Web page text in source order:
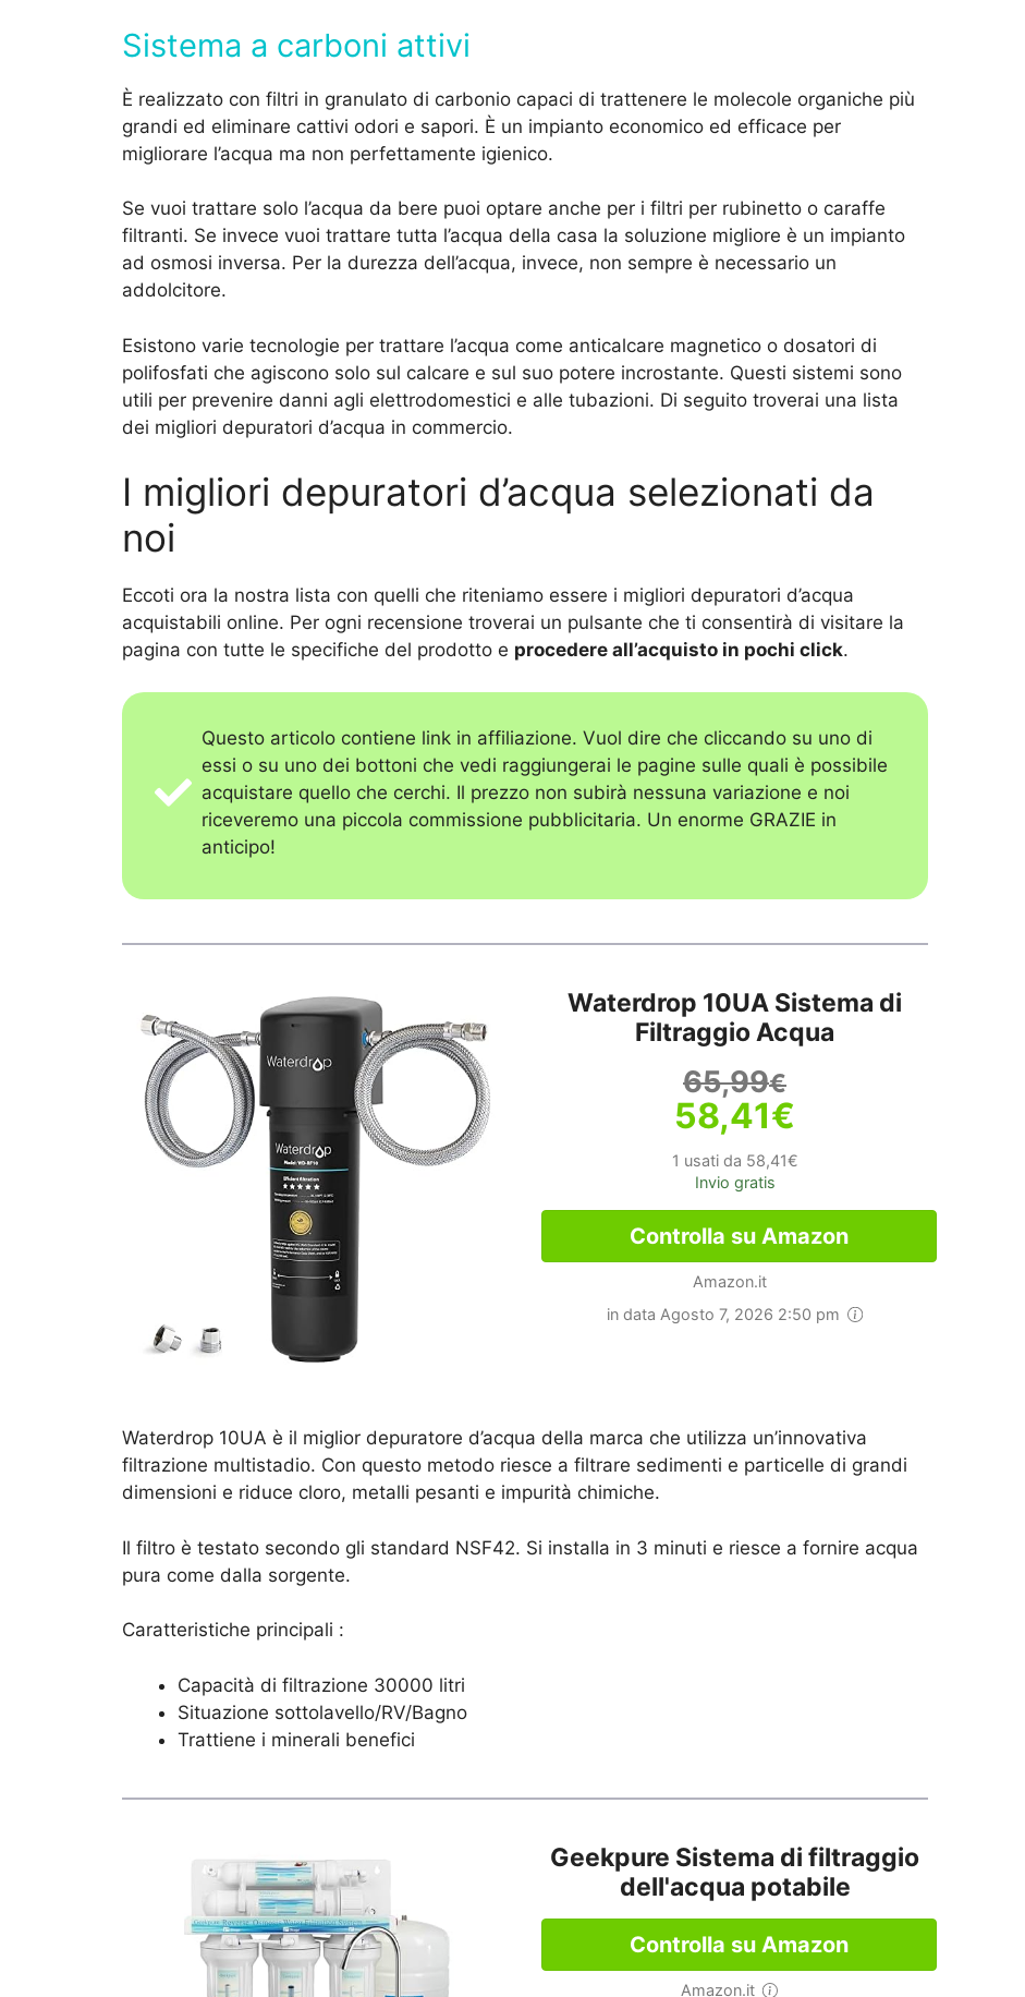
Sistema a carboni attivi
È realizzato con filtri in granulato di carbonio capaci di trattenere le molecole organiche più
grandi ed eliminare cattivi odori e sapori. È un impianto economico ed efficace per
migliorare l’acqua ma non perfettamente igienico.
Se vuoi trattare solo l’acqua da bere puoi optare anche per i filtri per rubinetto o caraffe
filtranti. Se invece vuoi trattare tutta l’acqua della casa la soluzione migliore è un impianto
ad osmosi inversa. Per la durezza dell’acqua, invece, non sempre è necessario un
addolcitore.
Esistono varie tecnologie per trattare l’acqua come anticalcare magnetico o dosatori di
polifosfati che agiscono solo sul calcare e sul suo potere incrostante. Questi sistemi sono
utili per prevenire danni agli elettrodomestici e alle tubazioni. Di seguito troverai una lista
dei migliori depuratori d’acqua in commercio.
I migliori depuratori d’acqua selezionati da
noi
Eccoti ora la nostra lista con quelli che riteniamo essere i migliori depuratori d’acqua
acquistabili online. Per ogni recensione troverai un pulsante che ti consentirà di visitare la
pagina con tutte le specifiche del prodotto e procedere all’acquisto in pochi click.
Questo articolo contiene link in affiliazione. Vuol dire che cliccando su uno di
essi o su uno dei bottoni che vedi raggiungerai le pagine sulle quali è possibile
acquistare quello che cerchi. Il prezzo non subirà nessuna variazione e noi
riceveremo una piccola commissione pubblicitaria. Un enorme GRAZIE in
anticipo!
Waterdrop 10UA Sistema di
Filtraggio Acqua
65,99€
58,41€
1 usati da 58,41€
Invio gratis
Controlla su Amazon
Amazon.it
in data Agosto 7, 2026 2:50 pm
Waterdrop 10UA è il miglior depuratore d’acqua della marca che utilizza un’innovativa
filtrazione multistadio. Con questo metodo riesce a filtrare sedimenti e particelle di grandi
dimensioni e riduce cloro, metalli pesanti e impurità chimiche.
Il filtro è testato secondo gli standard NSF42. Si installa in 3 minuti e riesce a fornire acqua
pura come dalla sorgente.
Caratteristiche principali :
Capacità di filtrazione 30000 litri
Situazione sottolavello/RV/Bagno
Trattiene i minerali benefici
Geekpure Sistema di filtraggio
dell'acqua potabile
Controlla su Amazon
Amazon.it